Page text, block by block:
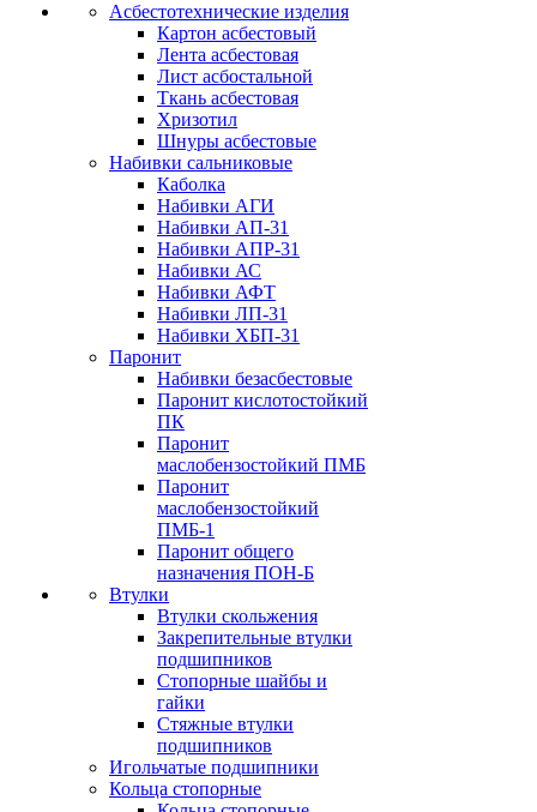
Асбестотехнические изделия
Картон асбестовый
Лента асбестовая
Лист асбостальной
Ткань асбестовая
Хризотил
Шнуры асбестовые
Набивки сальниковые
Каболка
Набивки АГИ
Набивки АП-31
Набивки АПР-31
Набивки АС
Набивки АФТ
Набивки ЛП-31
Набивки ХБП-31
Паронит
Набивки безасбестовые
Паронит кислотостойкий
ПК
Паронит
маслобензостойкий ПМБ
Паронит
маслобензостойкий
ПМБ-1
Паронит общего
назначения ПОН-Б
Втулки
Втулки скольжения
Закрепительные втулки
подшипников
Стопорные шайбы и
гайки
Стяжные втулки
подшипников
Игольчатые подшипники
Кольца стопорные